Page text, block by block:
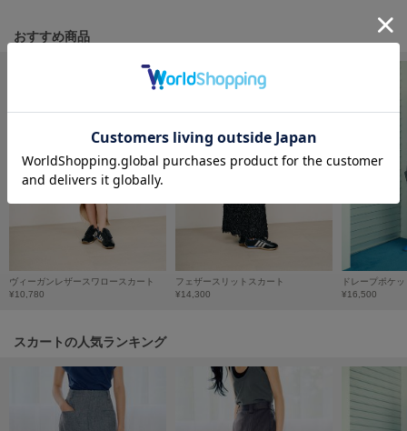
FURFUR
ジェラート ピケ
GELATO PIQUE CAT&DOG
ジェラート ピケ キャットアンドドッグ
gelato pique Sleep
ジェラート ピケ スリープ
GRAMICCI
グラミチ
HUNTER
おすすめ商品
ヴィーガンレザースワロースカート
¥10,780
フェザースリットスカート
¥14,300
ドレープポケ
¥16,500
スカートの人気ランキング